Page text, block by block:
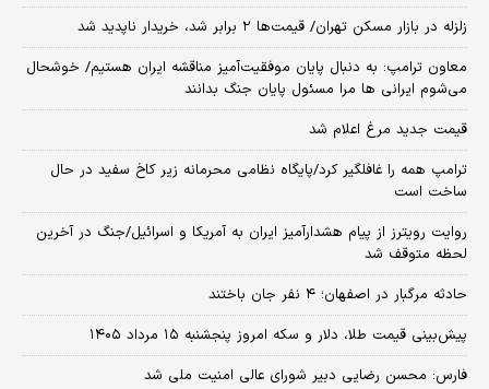
زلزله در بازار مسکن تهران/ قیمت‌ها ۲ برابر شد، خریدار ناپدید شد
معاون ترامپ: به دنبال پایان موفقیت‌آمیز مناقشه ایران هستیم/ خوشحال
می‌شوم ایرانی ها مرا مسئول پایان جنگ بدانند
قیمت جدید مرغ اعلام شد
ترامپ همه را غافلگیر کرد/پایگاه نظامی محرمانه زیر کاخ سفید در حال
ساخت است
روایت رویترز از پیام هشدارآمیز ایران به آمریکا و اسرائیل/جنگ در آخرین
لحظه متوقف شد
حادثه مرگبار در اصفهان؛ ۴ نفر جان باختند
پیش‌بینی قیمت طلا، دلار و سکه امروز پنجشنبه ۱۵ مرداد ۱۴۰۵
فارس: محسن رضایی دبیر شورای عالی امنیت ملی شد